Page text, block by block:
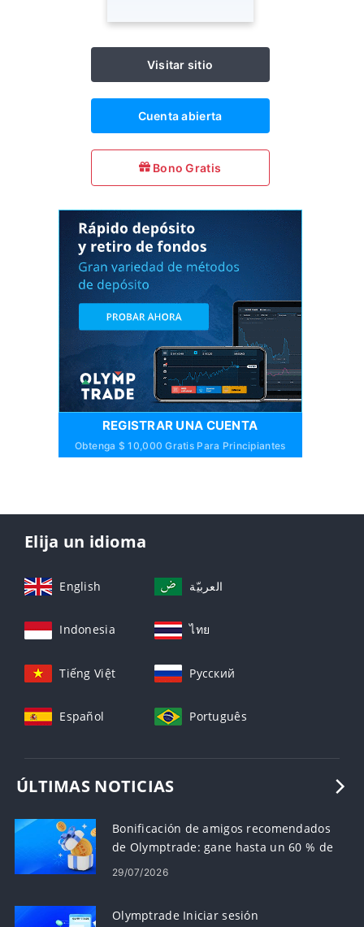
Visitar sitio
Cuenta abierta
Bono Gratis
REGISTRAR UNA CUENTA
Obtenga $ 10,000 Gratis Para Principiantes
Elija un idioma
English العربيّة
Indonesia ไทย
Tiếng Việt Русский
Español Português
ÚLTIMAS NOTICIAS
Bonificación de amigos recomendados
de Olymptrade: gane hasta un 60 % de
comisión por recomendaciones
29/07/2026
Olymptrade Iniciar sesión